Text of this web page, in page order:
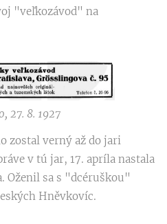
"veľkozávod" na
27. 8. 1927
zostal verný až do jari
v tú jar, 17. apríla nastala
Oženil sa s "dcéruškou"
Hněvkovíc.